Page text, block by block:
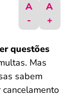
A
-
A
+
questões
Mas
sabem